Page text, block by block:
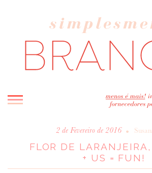
INICIO
BLOG
MELHOR INSPIRAÇÃO
2 de Fevereiro de 2016 •
FLOR DE
+ US = FUN!